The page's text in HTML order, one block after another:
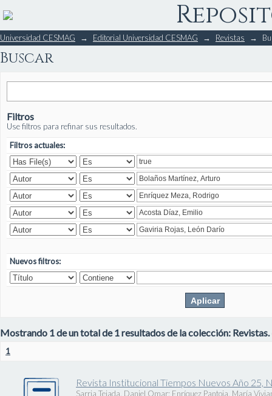
Buscar
Universidad CESMAG → Editorial Universidad CESMAG → Revistas →
Buscar
Filtros
Use filtros para refinar sus resultados.
Filtros actuales:
Nuevos filtros:
Mostrando 1 de un total de 1 resultados de la colección: Revistas.
1
Revista Institucional Tiempos Nuevos Año 25,
Sarria Tejada, Daniel Omar; Enríquez Pantoja, María